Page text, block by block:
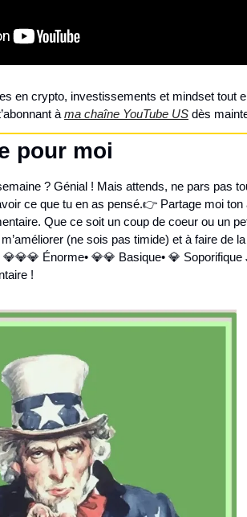
en crypto, investissements et mindset tout
à ma chaîne YouTube US dès
pour moi
? Génial ! Mais attends, ne pars pas
ce que tu en as pensé.👉 Partage moi ton
Que ce soit un coup de coeur ou un
(ne sois pas timide) et à faire de
💎💎💎 Énorme• 💎💎 Basique• 💎 Soporifique
!